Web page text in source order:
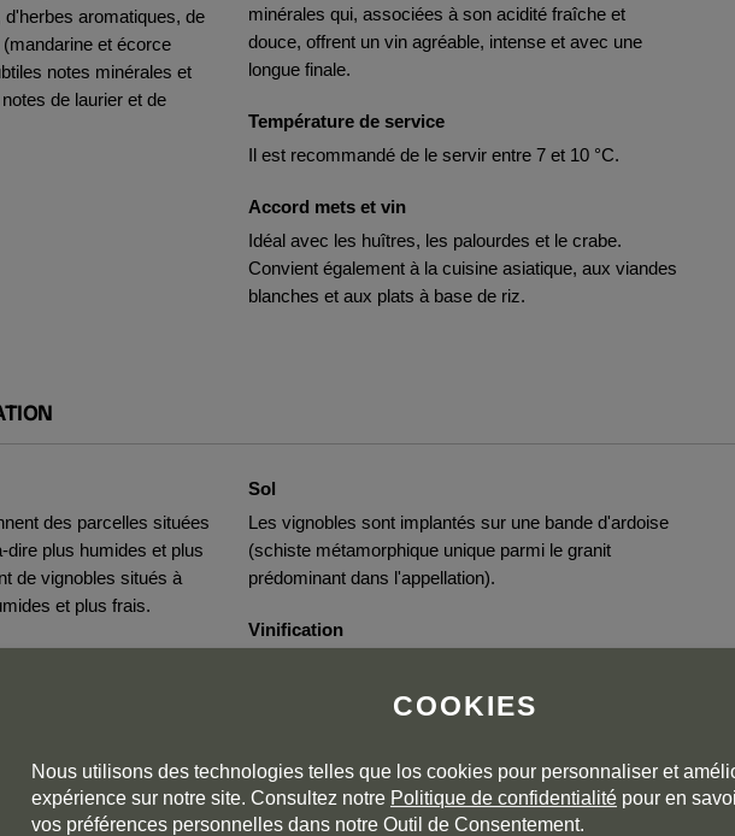
aromatiques, de
et écorce
notes minérales et
de laurier et de
minérales qui, associées à son acidité fraîche et
douce, offrent un vin agréable, intense et avec une
longue finale.
Température de service
Il est recommandé de le servir entre 7 et 10 °C.
Accord mets et vin
Idéal avec les huîtres, les palourdes et le crabe.
Convient également à la cuisine asiatique, aux viandes
blanches et aux plats à base de riz.
des parcelles situées
plus humides et plus
de vignobles situés à
et plus frais.
Caiño blanc et 10 de
Sol
Les vignobles sont implantés sur une bande d'ardoise
(schiste métamorphique unique parmi le granit
prédominant dans l'appellation).
Vinification
alcoolique est réalisée avec des levures indigènes
nécessaire, le vin a été stabilisé et mis en bouteille.
COOKIES
Nous utilisons des technologies telles que los cookies pour personnaliser et
expérience sur notre site. Consultez notre Politique de confidentialité pour en
vos préférences personnelles dans notre Outil de Consentement.